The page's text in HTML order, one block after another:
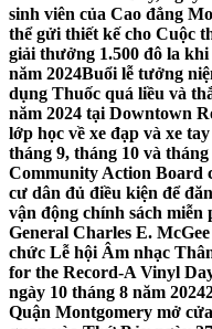
sinh viên của Cao đẳng
thể gửi thiết kế cho Cuộc
giải thưởng 1.500 đô la
năm 2024Buổi lễ tưởng
dụng Thuốc quá liều và
năm 2024 tại Downtown
lớp học về xe đạp và xe
tháng 9, tháng 10 và tháng
Community Action Board
cư dân đủ điều kiện để
vận động chính sách miễn
General Charles E.
chức Lễ hội Âm nhạc
for the Record-A Vinyl
ngày 10 tháng 8 năm 2024
Quận Montgomery mở